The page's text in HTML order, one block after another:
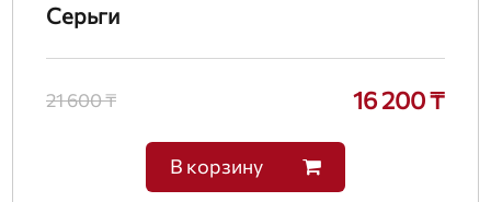
Серьги
21 600 ₸ 16 200 ₸
В корзину